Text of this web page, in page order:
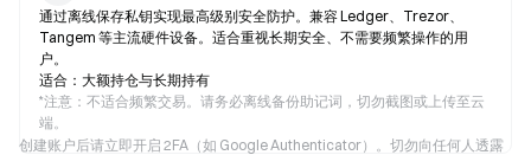
通过离线保存私钥实现最高级别安全防护。兼容 Ledger、Trezor、
Tangem 等主流硬件设备。适合重视长期安全、不需要频繁操作的用
户。
适合：大额持仓与长期持有
*注意：不适合频繁交易。请务必离线备份助记词，切勿截图或上传至云
端。
创建账户后请立即开启 2FA（如 Google Authenticator）。切勿向任何人透露